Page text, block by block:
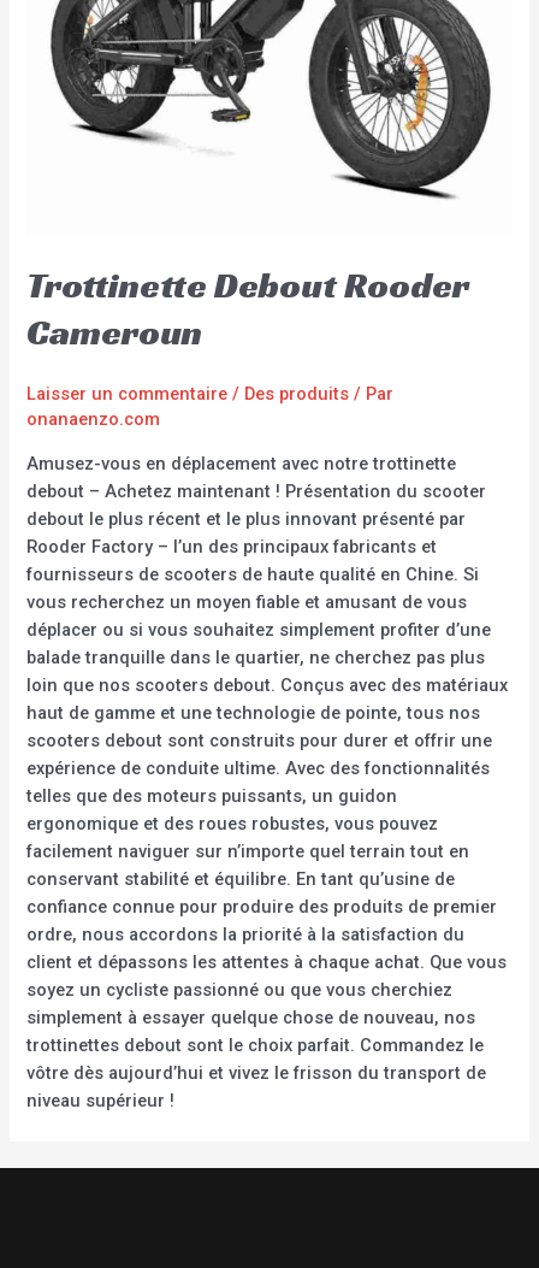
Trottinette Debout Rooder
Cameroun
Laisser un commentaire / Des produits / Par
onanaenzo.com
Amusez-vous en déplacement avec notre trottinette
debout – Achetez maintenant ! Présentation du scooter
debout le plus récent et le plus innovant présenté par
Rooder Factory – l’un des principaux fabricants et
fournisseurs de scooters de haute qualité en Chine. Si
vous recherchez un moyen fiable et amusant de vous
déplacer ou si vous souhaitez simplement profiter d’une
balade tranquille dans le quartier, ne cherchez pas plus
loin que nos scooters debout. Conçus avec des matériaux
haut de gamme et une technologie de pointe, tous nos
scooters debout sont construits pour durer et offrir une
expérience de conduite ultime. Avec des fonctionnalités
telles que des moteurs puissants, un guidon
ergonomique et des roues robustes, vous pouvez
facilement naviguer sur n’importe quel terrain tout en
conservant stabilité et équilibre. En tant qu’usine de
confiance connue pour produire des produits de premier
ordre, nous accordons la priorité à la satisfaction du
client et dépassons les attentes à chaque achat. Que vous
soyez un cycliste passionné ou que vous cherchiez
simplement à essayer quelque chose de nouveau, nos
trottinettes debout sont le choix parfait. Commandez le
vôtre dès aujourd’hui et vivez le frisson du transport de
niveau supérieur !